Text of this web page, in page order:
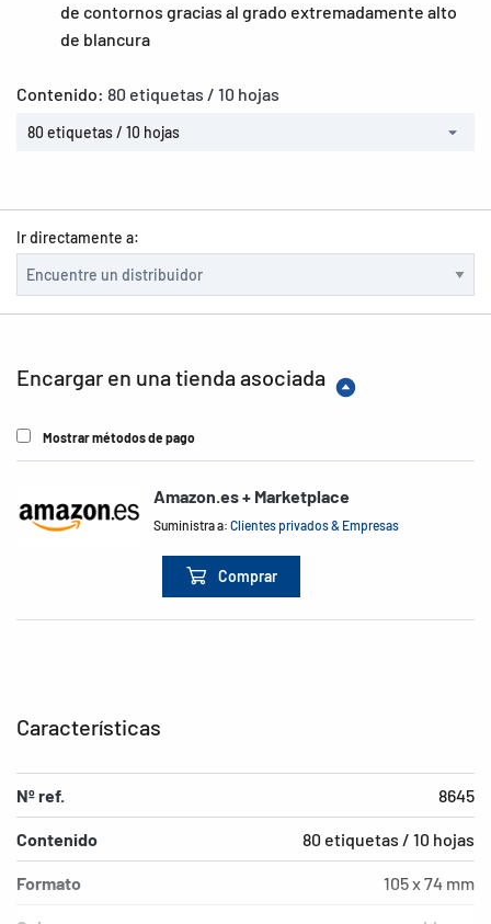
de contornos gracias al grado extremadamente alto
de blancura
Contenido: 80 etiquetas / 10 hojas
80 etiquetas / 10 hojas
Ir directamente a:
Encargar en una tienda asociada
Mostrar métodos de pago
Amazon.es + Marketplace
Suministra a:Clientes privados & Empresas
Comprar
Características
Nº ref. 8645
Contenido 80 etiquetas / 10 hojas
Formato 105 x 74 mm